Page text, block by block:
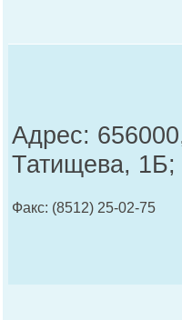
Адрес:
Татищева, 1Б;
Факс: (8512) 25-02-75